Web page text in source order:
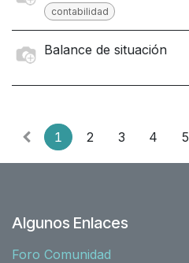
contabilidad
Balance de situación
1 2 3 4 5
Algunos Enlaces
Foro Comunidad